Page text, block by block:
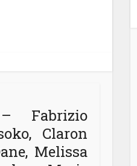
Fabrizio
Claron
Melissa